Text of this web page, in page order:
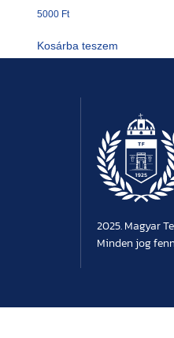
5000 Ft
Kosárba teszem
2025. Magyar
Minden jog